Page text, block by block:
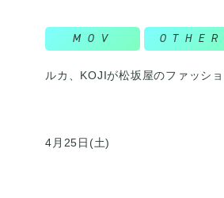
MOV OTHER
ルカ、KOJIが松坂屋のファッシ
4月25日(土)